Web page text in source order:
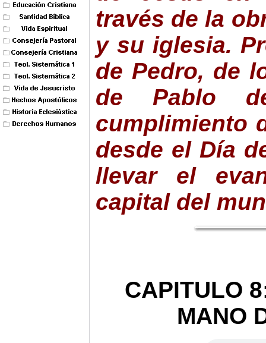
través de la
y su iglesia.
de Pedro, de
de Pablo
cumplimiento
desde el Día
llevar el
capital del
CAPITULO 8
MANO